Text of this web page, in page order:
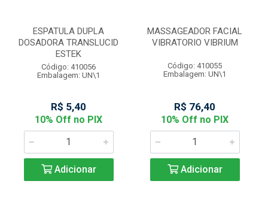
ESPATULA DUPLA
DOSADORA TRANSLUCID
ESTEK
Código: 410056
Embalagem: UN\1
R$ 5,40
10% Off no PIX
Adicionar
MASSAGEADOR FACIAL
VIBRATORIO VIBRIUM
Código: 410055
Embalagem: UN\1
R$ 76,40
10% Off no PIX
Adicionar